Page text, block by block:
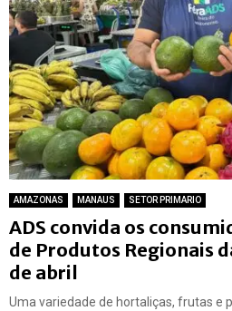
AMAZONAS MANAUS SETOR PRIMARIO
ADS convida os
de Produtos Regionais
de abril
Uma variedade de hortaliças, frutas e